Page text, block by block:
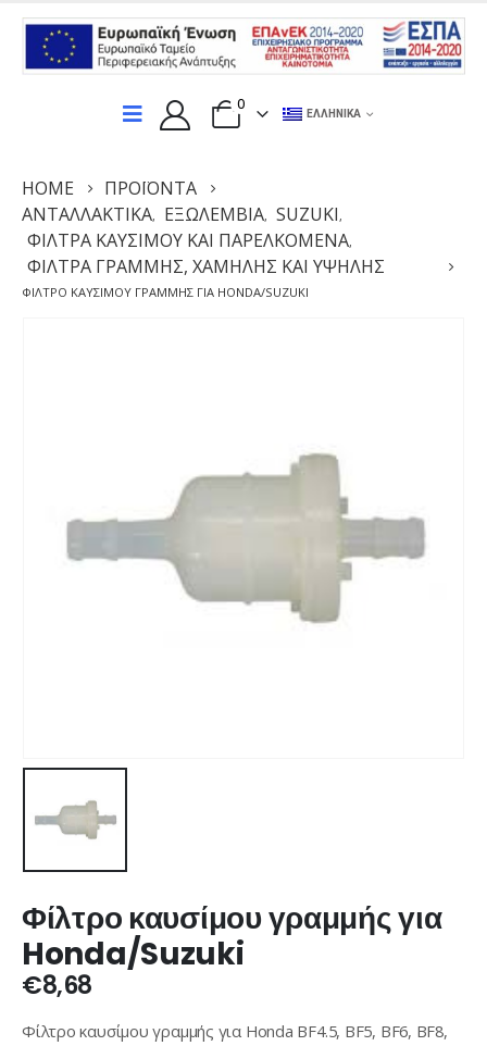
0
ΕΛΛΗΝΙΚΆ
HOME
ΠΡΟΪΌΝΤΑ
ΑΝΤΑΛΛΑΚΤΙΚΆ, ΕΞΩΛΕΜΒΙΑ, SUZUKI,
ΦΊΛΤΡΑ ΚΑΥΣΊΜΟΥ ΚΑΙ ΠΑΡΕΛΚΌΜΕΝΑ,
ΦΊΛΤΡΑ ΓΡΑΜΜΉΣ, ΧΑΜΗΛΉΣ ΚΑΙ ΥΨΗΛΉΣ
ΦΊΛΤΡΟ ΚΑΥΣΊΜΟΥ ΓΡΑΜΜΉΣ ΓΙΑ HONDA/SUZUKI
Φίλτρο καυσίμου γραμμής για
Honda/Suzuki
€8,68
Φίλτρο καυσίμου γραμμής για Honda BF4.5, BF5, BF6, BF8,